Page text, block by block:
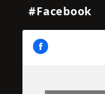
#Facebook